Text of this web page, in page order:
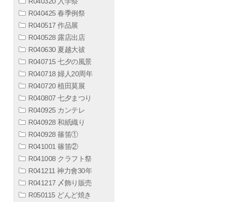
R040425 春季例祭
R040517 作品展
R040528 露店出店
R040630 夏越大祓
R040715 七夕の風景
R040718 婦人20周年
R040720 植田莫展
R040807 七夕まつり
R040925 カンテレ
R040928 和紙織り
R040928 篠笛①
R041001 篠笛②
R041008 クラフト祭
R041211 神力會30年
R041217 〆飾り販売
R050115 どんど焼き